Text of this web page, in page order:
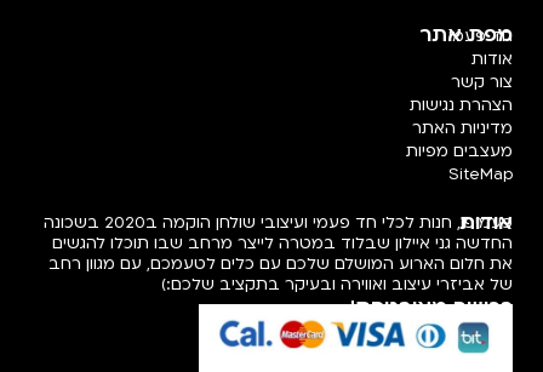
מפת אתר
חד פעמי
אודות
צור קשר
הצהרת נגישות
מדיניות האתר
מעצבים מפיות
SiteMap
אודות
פעמיפו, חנות לכלי חד פעמי ועיצובי שולחן הוקמה ב2020 בשכונה
החדשה גני איילון שבלוד במטרה לייצר מרחב שבו תוכלו להגשים
את חלום הארוע המושלם שלכם עם כלים לטעמכם, עם מגוון רחב
של אביזרי עיצוב ואווירה ובעיקר בתקציב שלכם:)
רכישה מאובטחת!